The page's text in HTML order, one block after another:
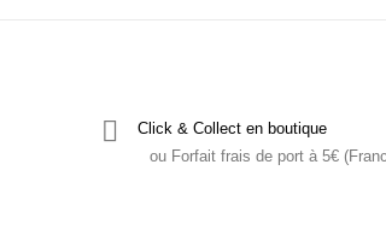
Click & Collect en boutique
ou Forfait frais de port à 5€